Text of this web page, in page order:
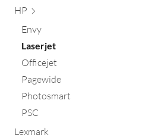
HP
Envy
Laserjet
Officejet
Pagewide
Photosmart
PSC
Lexmark